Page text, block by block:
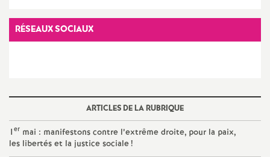
s
e
S
RÉSEAUX SOCIAUX
ARTICLES DE LA RUBRIQUE
1er mai : manifestons contre l’extrême droite, pour la paix,
les libertés et la justice sociale!